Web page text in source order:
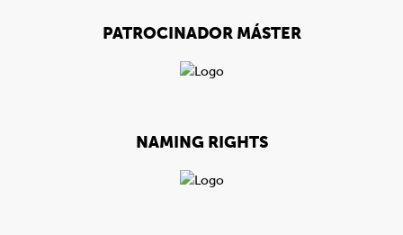
PATROCINADOR MÁSTER
NAMING RIGHTS